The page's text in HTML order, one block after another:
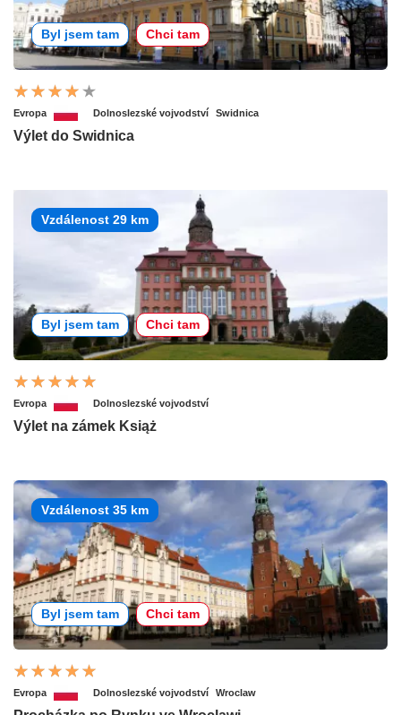
Byl jsem tam Chci tam
Evropa Dolnoslezské vojvodství Swidnica
Výlet do Swidnica
Vzdálenost 29 km
Byl jsem tam Chci tam
Evropa Dolnoslezské vojvodství
Výlet na zámek Książ
Vzdálenost 35 km
Byl jsem tam Chci tam
Evropa Dolnoslezské vojvodství Wroclaw